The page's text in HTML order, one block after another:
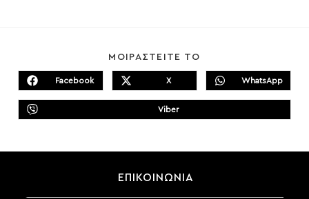
ΜΟΙΡΑΣΤΕΙΤΕ ΤΟ
CONTENT
Opens
Facebook
Opens
a
new
X
Opens
WhatsApp
Opens
window
Viber
ΕΠΙΚΟΙΝΩΝΙΑ